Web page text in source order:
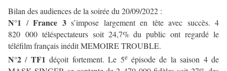
Bilan des audiences de la soirée du 20/09/2022 :
N°1 / France 3 s’impose largement en tête avec succès. 4
820 000 téléspectateurs soit 24,7% du public ont regardé le
téléfilm français inédit MEMOIRE TROUBLE.
N°2 / TF1 déçoit fortement. Le 5eépisode de la saison 4 de